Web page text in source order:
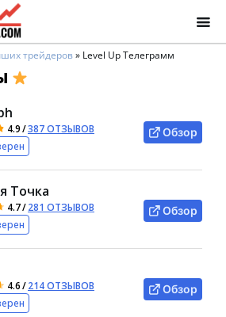
трейдеров» Level Up Телеграмм
4.9/387 ОТЗЫВОВ
Обзор
Точка
4.7/281 ОТЗЫВОВ
Обзор
4.6/214 ОТЗЫВОВ
Обзор